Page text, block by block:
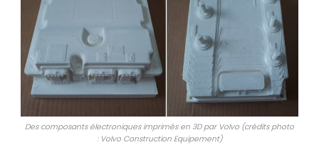
Des composants électroniques imprimés en 3D par Volvo (crédits photo
: Volvo Construction Equipement)